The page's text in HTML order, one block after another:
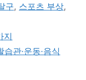
구, 스포츠 부상,
지
관·운동·음식